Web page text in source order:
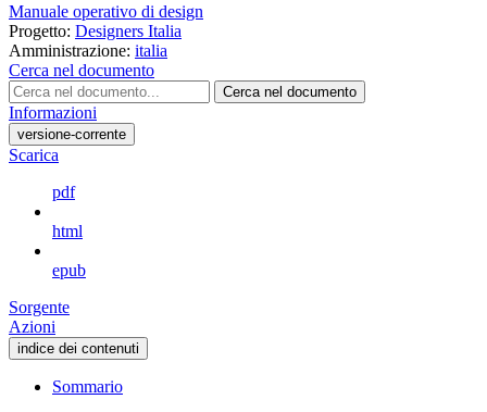
Manuale operativo di design
Progetto: Designers Italia
Amministrazione: italia
Cerca nel documento
Cerca nel documento
Informazioni
versione-corrente
Scarica
pdf
html
epub
Sorgente
Azioni
indice dei contenuti
Sommario